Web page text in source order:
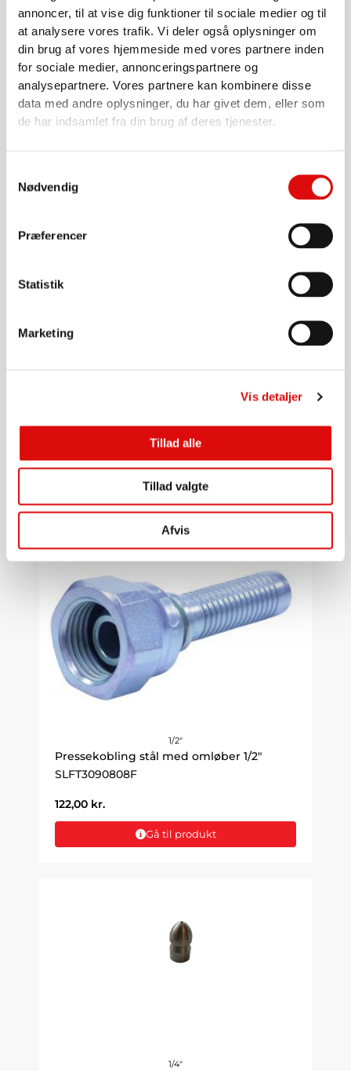
annoncer, til at vise dig funktioner til sociale medier og til
at analysere vores trafik. Vi deler også oplysninger om
din brug af vores hjemmeside med vores partnere inden
for sociale medier, annonceringspartnere og
analysepartnere. Vores partnere kan kombinere disse
data med andre oplysninger, du har givet dem, eller som
de har indsamlet fra din brug af deres tjenester.
Nødvendig
Præferencer
Statistik
Marketing
Vis detaljer
Tillad alle
Tillad valgte
Afvis
1"
Spuledyse - Twister Dyse 1"
SLBTT06
Gå til produkt
1/2"
Pressekobling stål med omløber 1/2"
SLFT3090808F
122,00 kr.
Gå til produkt
1/4"